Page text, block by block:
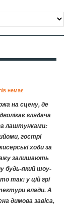
немає
на сцену, де
глядача
лаштунками:
гострі
ходи за
залишають
будь-який шоу-
так: у цій грі
влади. А
димова завіса,